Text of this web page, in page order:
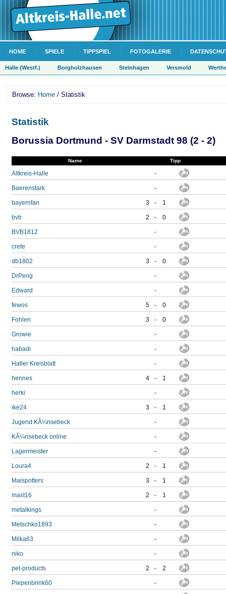
HOME SPIELE TIPPSPIEL FOTOGALERIE
Halle (Westf.) Borgholzhausen Steinhagen Versmold
Browse: Home / Statistik
Statistik
Borussia Dortmund - SV Darmstadt 98 (2 - 2)
Name Tipp
Altkreis-Halle -
Baerenstark -
bayernfan 3 - 1
bvb 2 - 0
BVB1812 -
crete -
db1802 3 - 0
DrPeng -
Edward -
fewos 5 - 0
Fohlen 3 - 0
Growie -
habadi -
Haller Kreisblatt -
hennes 4 - 1
herki -
ike24 3 - 1
Jugend KÃ¼nsebeck -
KÃ¼nsebeck online -
Lagermeister -
Loura4 2 - 1
Maispotters 3 - 1
mast16 2 - 1
metalkings -
Metschko1893 -
Milka63 -
niko -
pet-products 2 - 2
Piepenbrink60 -